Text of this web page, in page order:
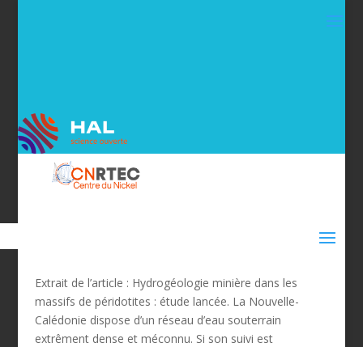
Extrait de l’article : Hydrogéologie minière dans les
massifs de péridotites : étude lancée. La Nouvelle-
Calédonie dispose d’un réseau d’eau souterrain
extrêment dense et méconnu. Si son suivi est